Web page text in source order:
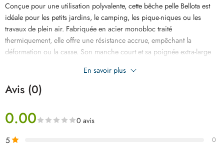
Conçue pour une utilisation polyvalente, cette bêche pelle Bellota est
idéale pour les petits jardins, le camping, les pique-niques ou les
travaux de plein air. Fabriquée en acier monobloc traité
thermiquement, elle offre une résistance accrue, empêchant la
déformation ou la casse. Son manche court et sa poignée extra-large
En savoir plus
Avis (0)
0.00 0 avis
5 0